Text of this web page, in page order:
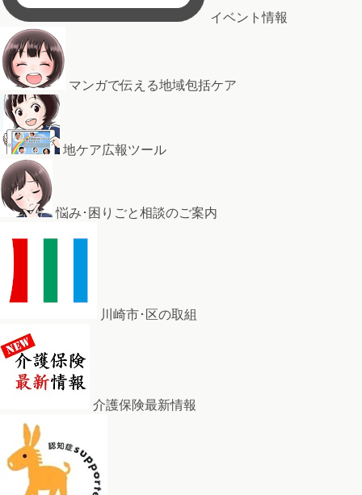
イベント情報
マンガで伝える地域包括ケア
地ケア広報ツール
悩み･困りごと相談のご案内
川崎市･区の取組
介護保険最新情報